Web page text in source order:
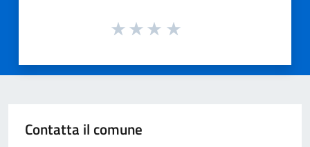
Contatta il comune